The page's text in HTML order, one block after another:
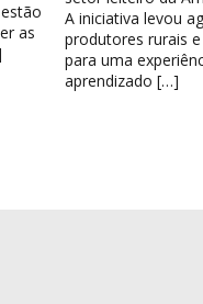
as
A iniciativa levou
produtores rurais
para uma
aprendizado […]